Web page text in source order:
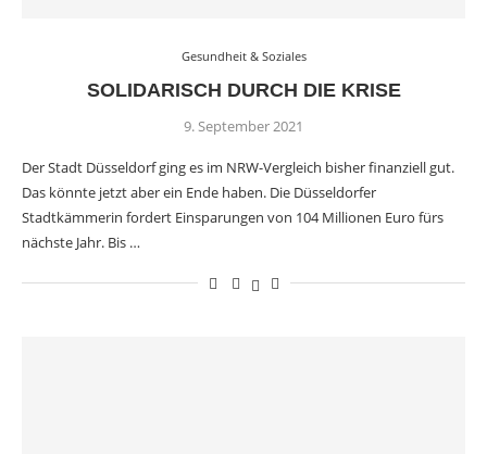
Gesundheit & Soziales
SOLIDARISCH DURCH DIE KRISE
9. September 2021
Der Stadt Düsseldorf ging es im NRW-Vergleich bisher finanziell gut.
Das könnte jetzt aber ein Ende haben. Die Düsseldorfer
Stadtkämmerin fordert Einsparungen von 104 Millionen Euro fürs
nächste Jahr. Bis …